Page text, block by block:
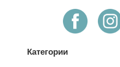
Категории